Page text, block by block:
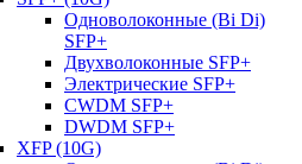
Одноволоконные (Bi Di)
SFP+
Двухволоконные SFP+
Электрические SFP+
CWDM SFP+
DWDM SFP+
XFP (10G)